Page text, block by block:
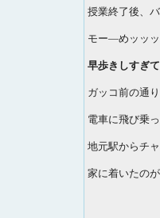
授業終了後、
モー―めッッッ
早歩きしすぎ
ガッコ前の通
電車に飛び乗
地元駅からチ
家に着いたのが